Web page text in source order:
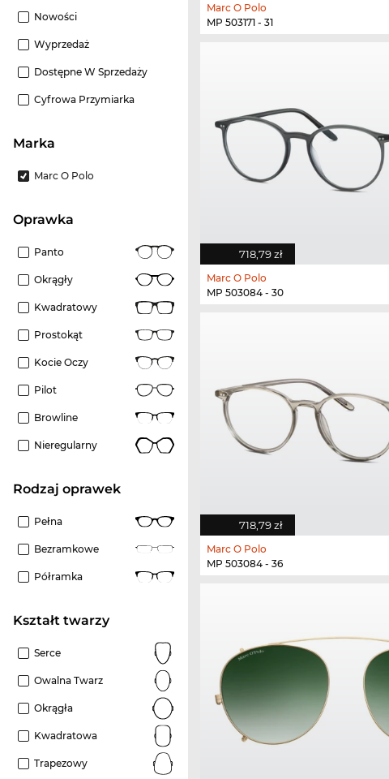
Nowości
Wyprzedaż
Dostępne W Sprzedaży
Cyfrowa Przymiarka
Marka
Marc O Polo
oprawka
Panto
Okrągły
Kwadratowy
Prostokąt
Kocie Oczy
Pilot
Browline
Nieregularny
rodzaj oprawek
Pełna
Bezramkowe
Półramka
kształt twarzy
Serce
Owalna Twarz
Okrągła
Kwadratowa
Trapezowy
Marc O Polo
MP 503171 - 31
718,79 zł
Marc O Polo
MP 503084 - 30
718,79 zł
Marc O Polo
MP 503084 - 36